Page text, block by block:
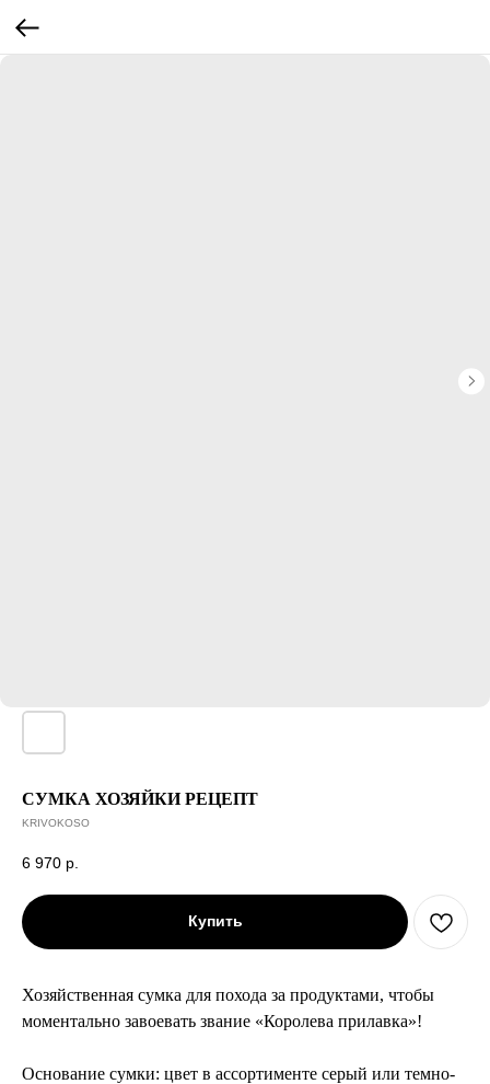
СУМКА ХОЗЯЙКИ РЕЦЕПТ
KRIVOKOSO
6 970 р.
Купить
Хозяйственная сумка для похода за продуктами, чтобы
моментально завоевать звание «Королева прилавка»!
Основание сумки: цвет в ассортименте серый или темно-